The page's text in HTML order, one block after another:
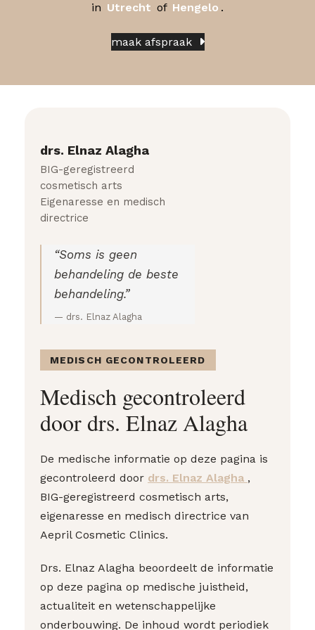
in Utrecht of Hengelo .
maak afspraak
drs. Elnaz Alagha
BIG-geregistreerd
cosmetisch arts
Eigenaresse en medisch
directrice
“Soms is geen
behandeling de beste
behandeling.”
— drs. Elnaz Alagha
MEDISCH GECONTROLEERD
Medisch gecontroleerd
door drs. Elnaz Alagha
De medische informatie op deze pagina is
gecontroleerd door drs. Elnaz Alagha ,
BIG-geregistreerd cosmetisch arts,
eigenaresse en medisch directrice van
Aepril Cosmetic Clinics.
Drs. Elnaz Alagha beoordeelt de informatie
op deze pagina op medische juistheid,
actualiteit en wetenschappelijke
onderbouwing. De inhoud wordt periodiek